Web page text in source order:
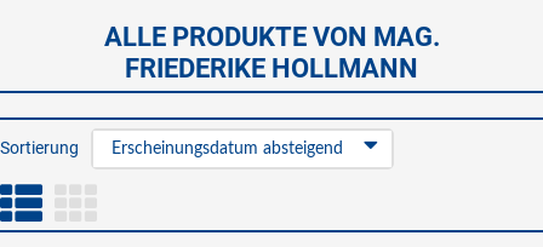
ALLE PRODUKTE VON MAG.
FRIEDERIKE HOLLMANN
Sortierung Erscheinungsdatum absteigend